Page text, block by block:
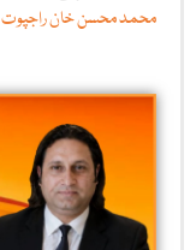
محمد محسن خان راجپوت